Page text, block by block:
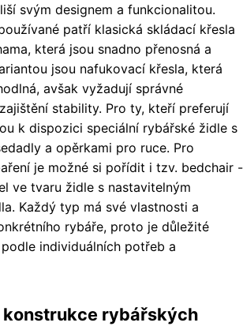
svým designem a funkcionalitou.
patří klasická skládací křesla
která jsou snadno přenosná a
jsou nafukovací křesla, která
avšak vyžadují správné
stability. Pro ty, kteří preferují
k dispozici speciální rybářské židle s
a opěrkami pro ruce. Pro
je možné si pořídit i tzv. bedchair -
ve tvaru židle s nastavitelným
Každý typ má své vlastnosti a
rybáře, proto je důležité
individuálních potřeb a
konstrukce rybářských